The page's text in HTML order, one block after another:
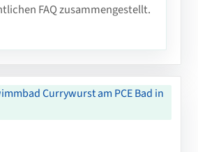
FAQ zusammengestellt.